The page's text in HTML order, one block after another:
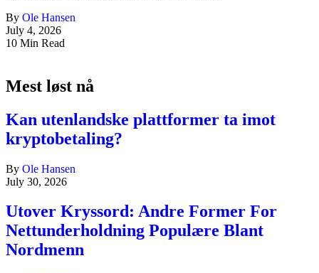
By Ole Hansen
July 4, 2026
10 Min Read
Mest løst nå
Kan utenlandske plattformer ta imot
kryptobetaling?
By Ole Hansen
July 30, 2026
Utover Kryssord: Andre Former For
Nettunderholdning Populære Blant
Nordmenn